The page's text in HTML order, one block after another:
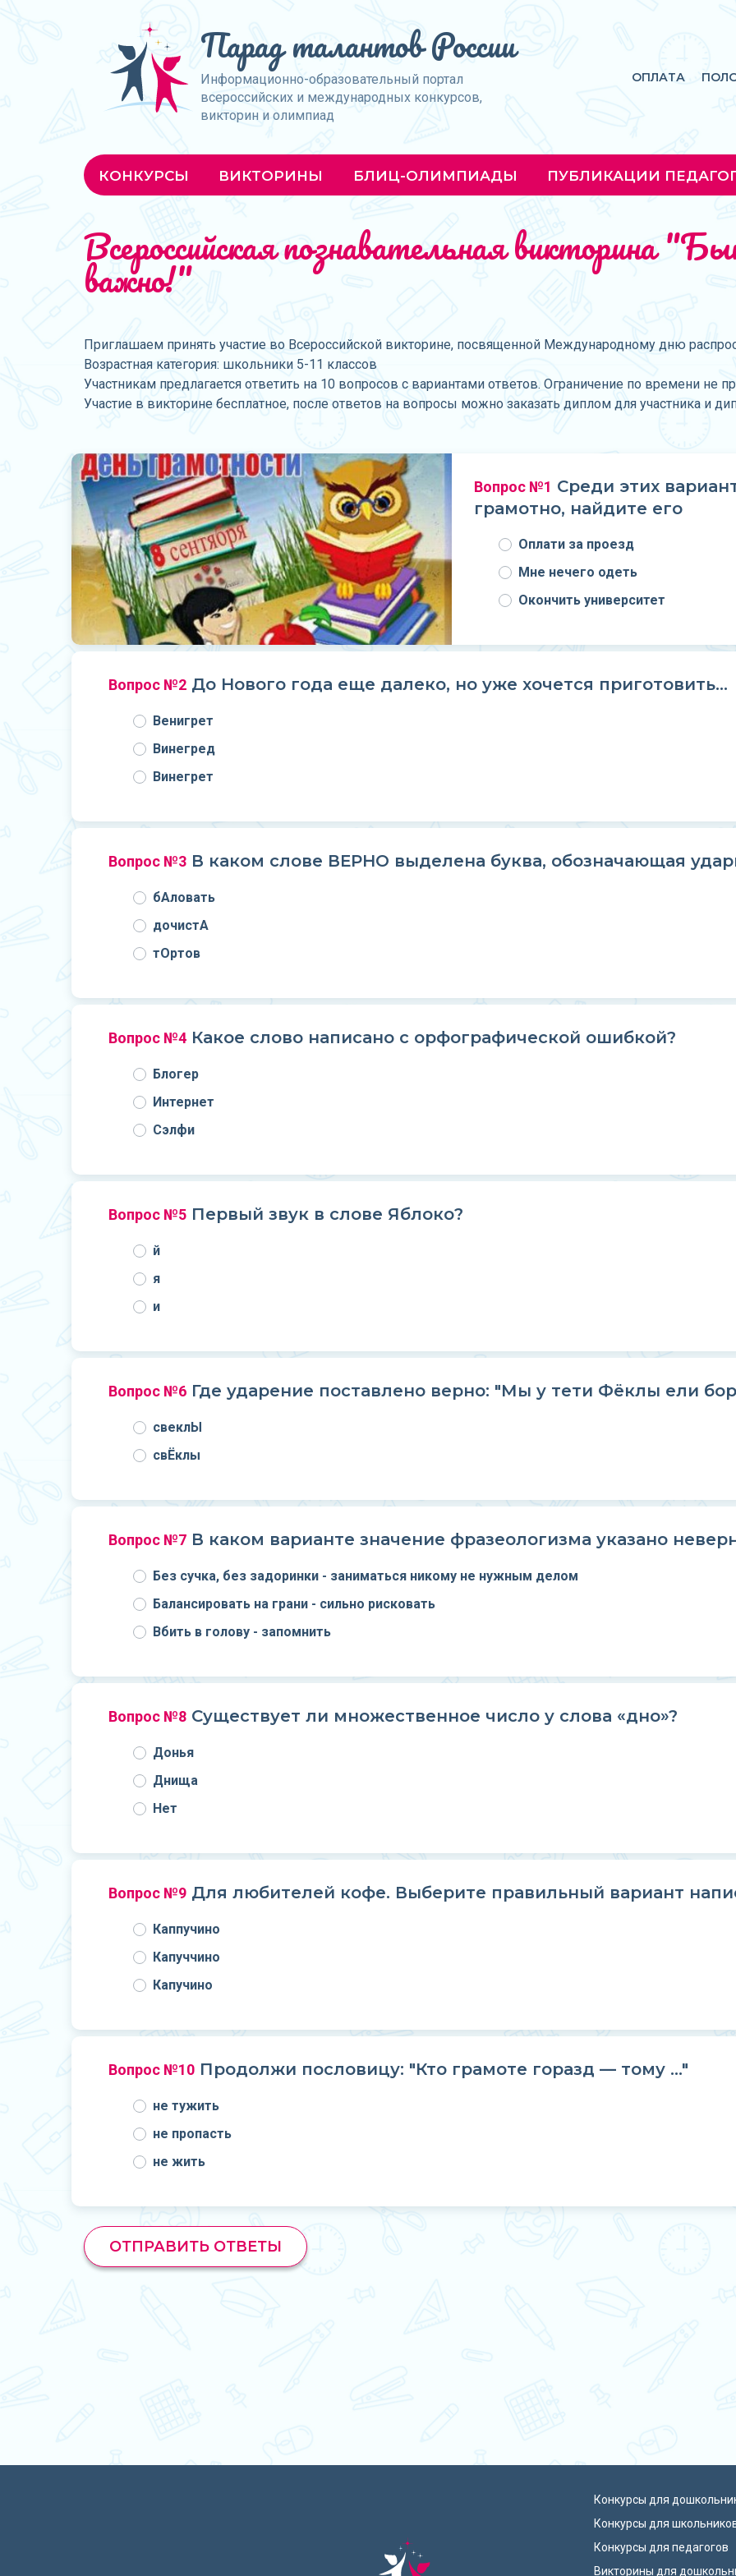
Парад талантов России
Информационно-образовательный портал
всероссийских и международных конкурсов,
викторин и олимпиад
ОПЛАТА
КОНКУРСЫ ВИКТОРИНЫ БЛИЦ-ОЛИМПИАДЫ ПУБЛИКАЦИИ
Всероссийская познавательная викторина
важно!"
Приглашаем принять участие во Всероссийской викторине, посвященной Международному дню
Возрастная категория: школьники 5-11 классов
Участникам предлагается ответить на 10 вопросов с вариантами ответов. Ограничение по времени не
Участие в викторине бесплатное, после ответов на вопросы можно заказать диплом для участника и
Вопрос №1 Среди этих
грамотно, найдите его
Оплати за проезд
Мне нечего одеть
Окончить университет
Вопрос №2 До Нового года еще далеко, но уже хочется приготовить…
Венигрет
Винегред
Винегрет
Вопрос №3 В каком слове ВЕРНО выделена буква, обозначающая
бАловать
дочистА
тОртов
Вопрос №4 Какое слово написано с орфографической ошибкой?
Блогер
Интернет
Сэлфи
Вопрос №5 Первый звук в слове Яблоко?
й
я
и
Вопрос №6 Где ударение поставлено верно: "Мы у тети Фёклы ели
свеклЫ
свЁклы
Вопрос №7 В каком варианте значение фразеологизма указано
Без сучка, без задоринки - заниматься никому не нужным делом
Балансировать на грани - сильно рисковать
Вбить в голову - запомнить
Вопрос №8 Существует ли множественное число у слова «дно»?
Донья
Днища
Нет
Вопрос №9 Для любителей кофе. Выберите правильный вариант
Каппучино
Капуччино
Капучино
Вопрос №10 Продолжи пословицу: "Кто грамоте горазд — тому ..."
не тужить
не пропасть
не жить
ОТПРАВИТЬ ОТВЕТЫ
Конкурсы для
Конкурсы для
Конкурсы для педагогов
Викторины для